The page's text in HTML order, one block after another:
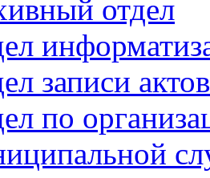
отдел
записи
по